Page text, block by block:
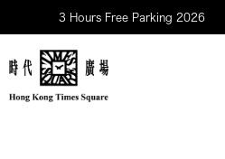
3 Hours Free Parking 2026